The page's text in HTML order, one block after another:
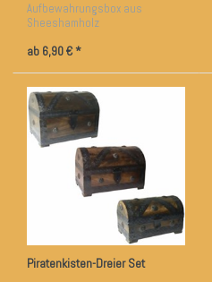
Aufbewahrungsbox aus
Sheeshamholz
Messingeinlagen
ab 6,90 € *
Piratenkisten-Dreier Set